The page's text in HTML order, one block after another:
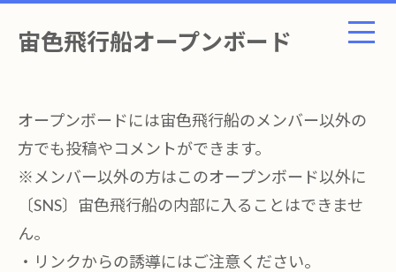
宙色飛行船オープンボード
オープンボードには宙色飛行船のメンバー以外の
方でも投稿やコメントができます。
※メンバー以外の方はこのオープンボード以外に
〔SNS〕宙色飛行船の内部に入ることはできませ
ん。
・リンクからの誘導にはご注意ください。